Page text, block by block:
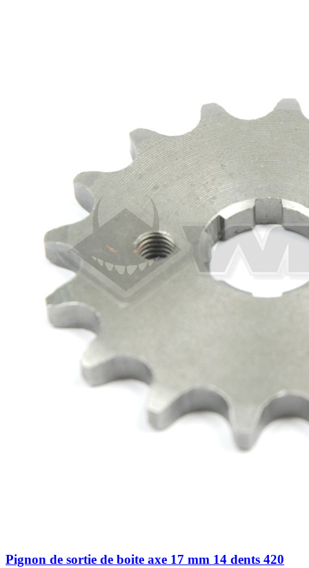
Pignon de sortie de boite axe 17 mm 14 dents 420